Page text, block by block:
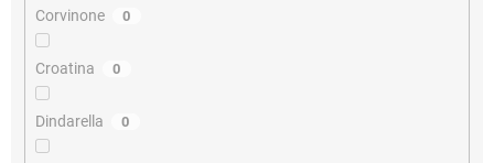
Corvinone 0
Croatina 0
Dindarella 0